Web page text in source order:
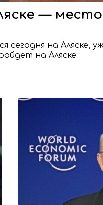
—
на Аляске,
на Аляске